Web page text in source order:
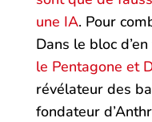
une IA. Pour
Dans le bloc
le Pentagone et
révélateur des
fondateur